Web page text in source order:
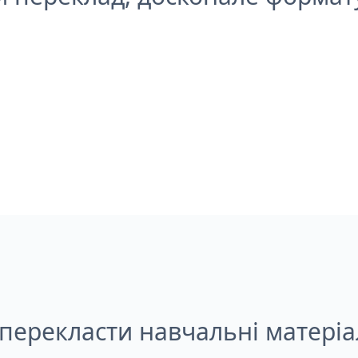
навчальні